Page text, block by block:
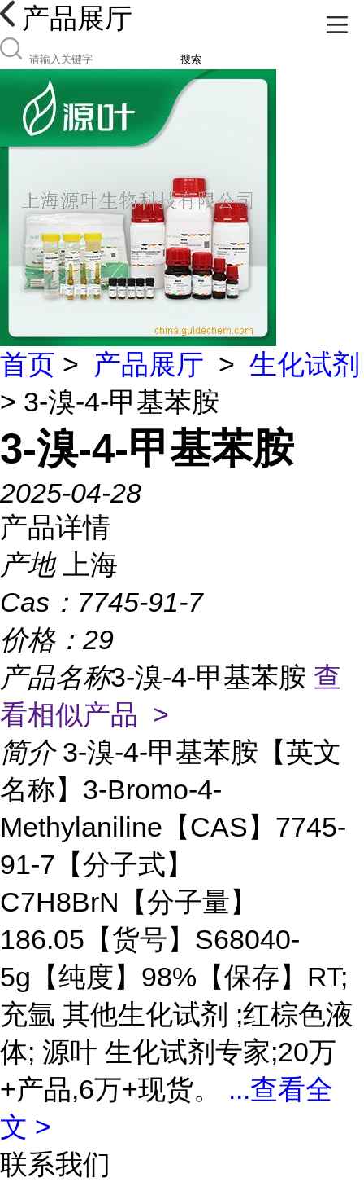
产品展厅
搜索
首页 > 产品展厅 > 生化试剂
> 3-溴-4-甲基苯胺
3-溴-4-甲基苯胺
2025-04-28
产品详情
产地
上海
Cas： 7745-91-7
价格： 29
产品名称3-溴-4-甲基苯胺 查
看相似产品 >
简介 3-溴-4-甲基苯胺【英文
名称】3-Bromo-4-
Methylaniline【CAS】7745-
91-7【分子式】
C7H8BrN【分子量】
186.05【货号】S68040-
5g【纯度】98%【保存】RT;
充氩 其他生化试剂 ;红棕色液
体; 源叶 生化试剂专家;20万
+产品,6万+现货。 ...查看全
文 >
联系我们